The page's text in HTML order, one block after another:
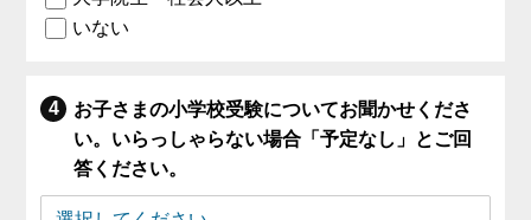
いない
お子さまの小学校受験についてお聞かせくださ
い。いらっしゃらない場合「予定なし」とご回
答ください。